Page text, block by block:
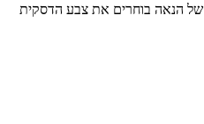
הנאה בוחרים את צבע הדסקית